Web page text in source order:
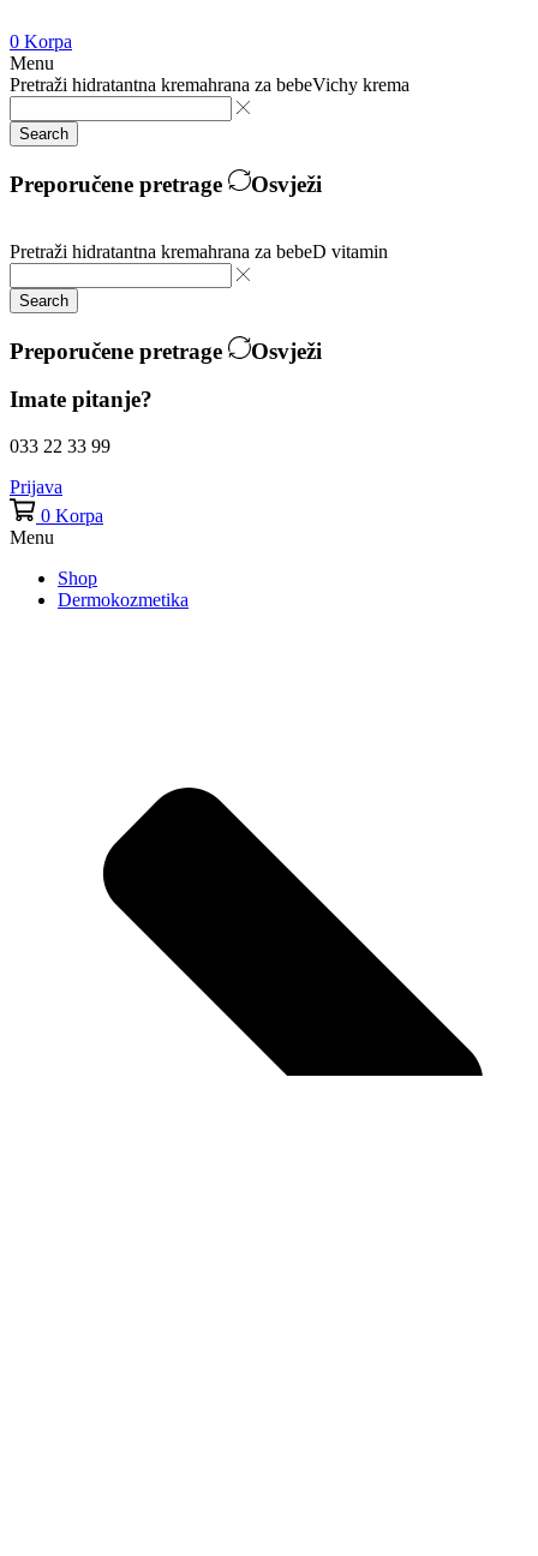
0 Korpa
Menu
Pretraži hidratantna kremahrana za bebeVichy krema
Search
Preporučene pretrage Osvježi
Pretraži hidratantna kremahrana za bebeD vitamin
Search
Preporučene pretrage
Osvježi
Imate pitanje?
033 22 33 99
Prijava
0 Korpa
Menu
Shop
Dermokozmetika